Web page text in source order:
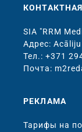
SIA "RRM
Адрес:
Тел.: +371
Почта:
РЕКЛАМА
Тарифы на